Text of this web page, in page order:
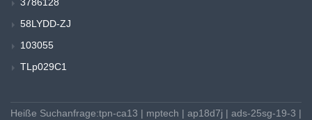
3786128
58LYDD-ZJ
103055
TLp029C1
Heiße Suchanfrage:tpn-ca13 | mptech | ap18d7j | ads-25sg-19-3 |